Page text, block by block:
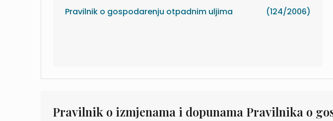
Pravilnik o gospodarenju otpadnim uljima
(124/2006)
Pravilnik o izmjenama i dopunama Pravilnika o